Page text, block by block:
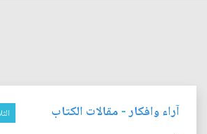
آراء وافكار- مقالات الكتاب الثلاثاء